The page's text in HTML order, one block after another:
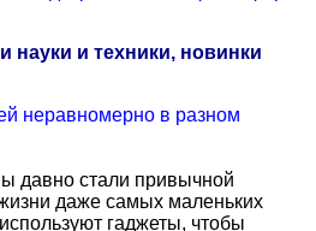
науки и техники, новинки
неравномерно в разном
давно стали привычной
даже самых маленьких
гаджеты, чтобы